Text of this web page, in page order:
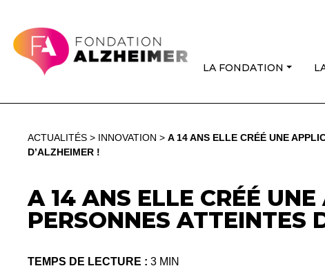
LA FONDATION
ACTUALITÉS > INNOVATION > A 14 ANS ELLE CRÉÉ UNE
D’ALZHEIMER !
A 14 ANS ELLE CRÉÉ
PERSONNES ATTEINTES
TEMPS DE LECTURE : 3 MIN